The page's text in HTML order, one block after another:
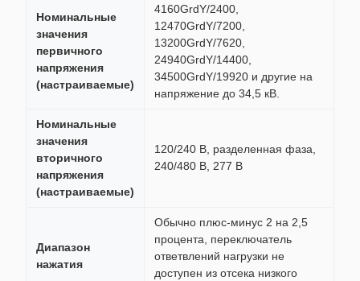
Номинальные
значения
первичного
напряжения
(настраиваемые)
4160GrdY/2400,
12470GrdY/7200,
13200GrdY/7620,
24940GrdY/14400,
34500GrdY/19920 и другие на
напряжение до 34,5 кВ.
Номинальные
значения
вторичного
напряжения
(настраиваемые)
120/240 В, разделенная фаза,
240/480 В, 277 В
Диапазон
нажатия
Обычно плюс-минус 2 на 2,5
процента, переключатель
ответвлений нагрузки не
доступен из отсека низкого